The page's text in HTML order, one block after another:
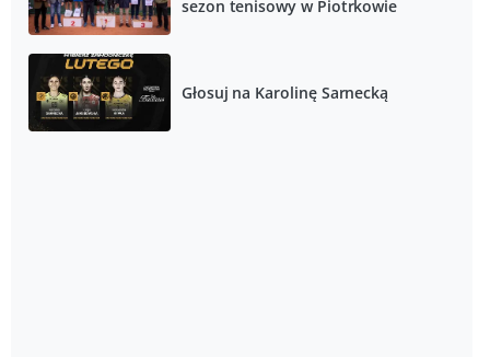
sezon tenisowy w Piotrkowie
Głosuj na Karolinę Sarnecką